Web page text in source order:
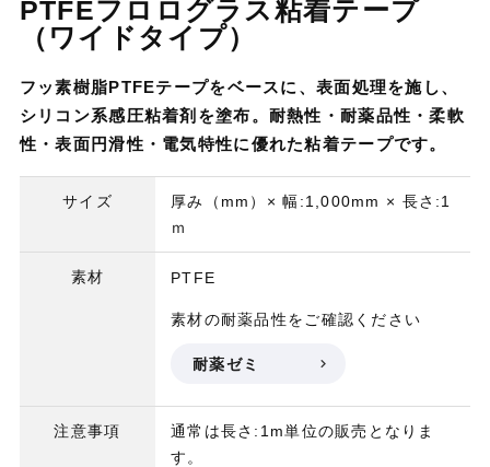
PTFEフロログラス粘着テープ
（ワイドタイプ）
フッ素樹脂PTFEテープをベースに、表面処理を施し、
シリコン系感圧粘着剤を塗布。耐熱性・耐薬品性・柔軟
性・表面円滑性・電気特性に優れた粘着テープです。
サイズ
厚み（mm）× 幅:1,000mm × 長さ:1
ｍ
素材 PTFE
素材の耐薬品性をご確認ください
耐薬ゼミ
注意事項
通常は長さ:1m単位の販売となりま
す。